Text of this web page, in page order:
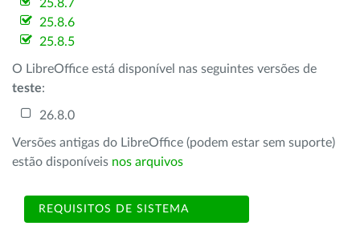
25.8.7
25.8.6
25.8.5
O LibreOffice está disponível nas seguintes versões de
teste:
26.8.0
Versões antigas do LibreOffice (podem estar sem suporte)
estão disponíveis nos arquivos
REQUISITOS DE SISTEMA